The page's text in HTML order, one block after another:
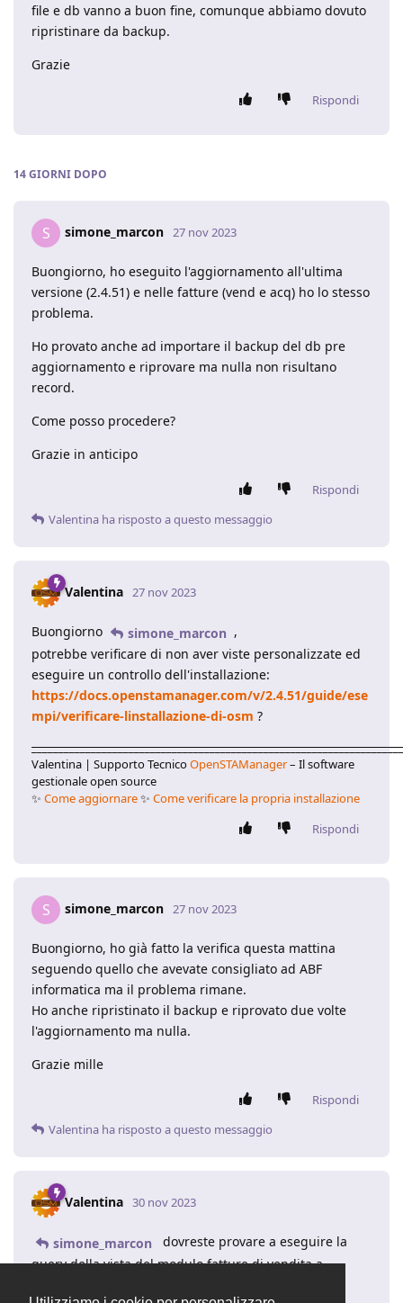
file e db vanno a buon fine, comunque abbiamo dovuto
ripristinare da backup.
Grazie
Rispondi
14 GIORNI DOPO
S simone_marcon 27 nov 2023
Buongiorno, ho eseguito l'aggiornamento all'ultima
versione (2.4.51) e nelle fatture (vend e acq) ho lo stesso
problema.
Ho provato anche ad importare il backup del db pre
aggiornamento e riprovare ma nulla non risultano
record.
Come posso procedere?
Grazie in anticipo
Rispondi
Valentina ha risposto a questo messaggio
Valentina 27 nov 2023
Buongiorno simone_marcon ,
potrebbe verificare di non aver viste personalizzate ed
eseguire un controllo dell'installazione:
https://docs.openstamanager.com/v/2.4.51/guide/ese
mpi/verificare-linstallazione-di-osm ?
Valentina | Supporto TecnicoOpenSTAManager– Il software
gestionale open source
✨ Come aggiornare✨ Come verificare la propria installazione
Rispondi
S simone_marcon 27 nov 2023
Buongiorno, ho già fatto la verifica questa mattina
seguendo quello che avevate consigliato ad ABF
informatica ma il problema rimane.
Ho anche ripristinato il backup e riprovato due volte
l'aggiornamento ma nulla.
Grazie mille
Rispondi
Valentina ha risposto a questo messaggio
Valentina 30 nov 2023
simone_marcon
dovreste provare a eseguire la
query della vista del modulo fatture di vendita a